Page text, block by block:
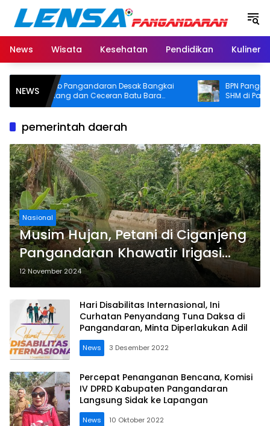
Langsung
konten
News
Wisata Kesehatan Pendidikan Kuliner
NEWS
Pemkab Pangandaran Desak Bangkai
Tongkang dan Ceceran Batu Bara
Segera Diangkat, Soroti Buruknya
BPN
SHM di Pantai
Usut Asal-usul
pemerintah daerah
Nasional
Musim Hujan, Petani di Ciganjeng
Pangandaran Khawatir Irigasi
Jebol
12 November 2024
Hari Disabilitas Internasional, Ini
Curhatan Penyandang Tuna Daksa di
Pangandaran, Minta Diperlakukan Adil
News 3 Desember 2022
Percepat Penanganan Bencana, Komisi
IV DPRD Kabupaten Pangandaran
Langsung Sidak ke Lapangan
News 10 Oktober 2022